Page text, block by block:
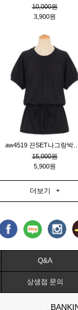
10,000원
3,900원
15,000원
5,900원
더보기 +
Q&A
상생점 문의